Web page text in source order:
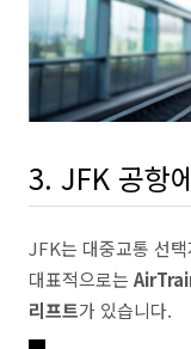
3. JFK 공항
JFK는 대중교통 선
대표적으로는
리프트가 있습니다.